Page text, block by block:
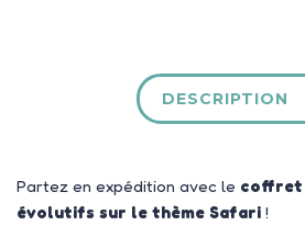
DESCRIPTION
Partez en expédition avec le coffret
évolutifs sur le thème Safari !